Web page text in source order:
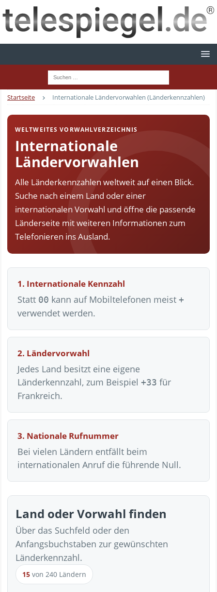
Startseite Internationale Ländervorwahlen (Länderkennzahlen)
WELTWEITES VORWAHLVERZEICHNIS
Internationale
Ländervorwahlen
Alle Länderkennzahlen weltweit auf einen Blick.
Suche nach einem Land oder einer
internationalen Vorwahl und öffne die passende
Länderseite mit weiteren Informationen zum
Telefonieren ins Ausland.
1. Internationale Kennzahl
Statt 00 kann auf Mobiltelefonen meist +
verwendet werden.
2. Ländervorwahl
Jedes Land besitzt eine eigene
Länderkennzahl, zum Beispiel +33 für
Frankreich.
3. Nationale Rufnummer
Bei vielen Ländern entfällt beim
internationalen Anruf die führende Null.
Land oder Vorwahl finden
Über das Suchfeld oder den
Anfangsbuchstaben zur gewünschten
Länderkennzahl.
15 von 240 Ländern